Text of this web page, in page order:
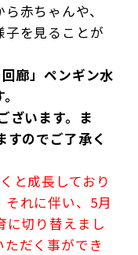
赤ちゃんや、
子を見ることが
廊」ペンギン水
ざいます。ま
すのでご了承く
と成長しており
れに伴い、5月
に切り替えまし
だく事ができ